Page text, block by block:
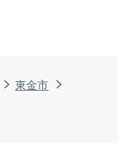
東金市